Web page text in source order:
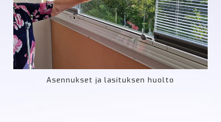
Asennukset ja lasituksen huolto